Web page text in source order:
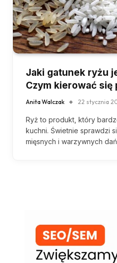
Jaki gatunek ryżu
Czym kierować się
Anita Walczak 22 stycznia
Ryż to produkt, który
kuchni. Świetnie sprawdzi
mięsnych i warzywnych